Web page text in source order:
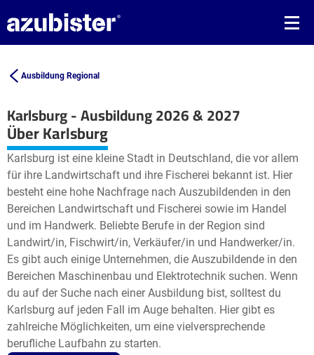
Ausbildung Regional
Karlsburg - Ausbildung 2026 & 2027
+
−
Leaflet | ©OpenStreetMap2
Über Karlsburg
Karlsburg ist eine kleine Stadt in Deutschland, die vor allem
für ihre Landwirtschaft und ihre Fischerei bekannt ist. Hier
besteht eine hohe Nachfrage nach Auszubildenden in den
Bereichen Landwirtschaft und Fischerei sowie im Handel
und im Handwerk. Beliebte Berufe in der Region sind
Landwirt/in, Fischwirt/in, Verkäufer/in und Handwerker/in.
Es gibt auch einige Unternehmen, die Auszubildende in den
Bereichen Maschinenbau und Elektrotechnik suchen. Wenn
du auf der Suche nach einer Ausbildung bist, solltest du
Karlsburg auf jeden Fall im Auge behalten. Hier gibt es
zahlreiche Möglichkeiten, um eine vielversprechende
berufliche Laufbahn zu starten.